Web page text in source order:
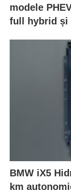
modele
full hybrid și
BMW iX5
km